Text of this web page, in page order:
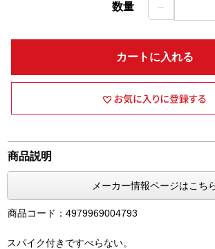
数量 －
カートに入れる
商品説明
メーカー情報ページはこち
商品コード：4979969004793
スパイク付きですべらない。